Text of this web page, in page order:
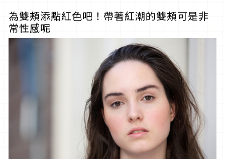
為雙頰添點紅色吧！帶著紅潮的雙頰可是非
常性感呢